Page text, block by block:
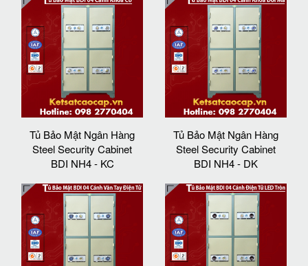
Tủ Bảo Mật Ngân Hàng
Steel Security Cabinet
BDI NH4 - KC
Tủ Bảo Mật Ngân Hàng
Steel Security Cabinet
BDI NH4 - DK